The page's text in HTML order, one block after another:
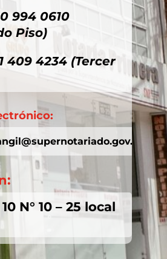
994 0610
Piso)
409 4234 (Tercer
N° 10 – 25 local